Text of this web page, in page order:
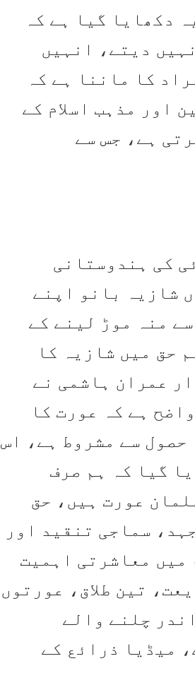
دکھایا گیا ہے کہ
دیتے، انہیں
کا ماننا ہے کہ
اور مذہب اسلام کے
ہے، جس سے
1980ء کی دہائی کی ہندوستانی
شازیہ بانو اپنے
منہ موڑ لینے کے
حق میں شازیہ کا
عمران ہاشمی نے
ہے کہ عورت کا
حصول سے مشروط ہے، اس
گیا کہ ہم صرف
عورت ہیں، حق
سماجی تنقید اور
میں معاشرتی اہمیت
تین طلاق، عورتوں
چلنے والے
میڈیا ذرائع کے